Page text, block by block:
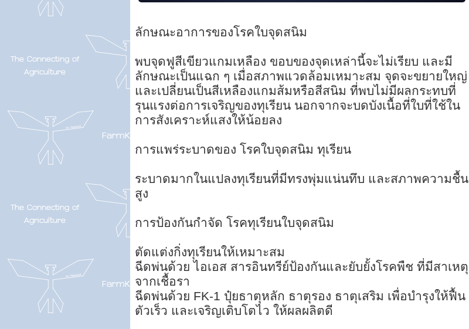
ลักษณะอาการของโรคใบจุดสนิม
พบจุดฟูสีเขียวแกมเหลือง ขอบของจุดเหล่านี้จะไม่เรียบ และมี
ลักษณะเป็นแฉก ๆ เมื่อสภาพแวดล้อมเหมาะสม จุดจะขยายใหญ่
และเปลี่ยนเป็นสีเหลืองแกมส้มหรือสีสนิม ที่พบไม่มีผลกระทบที่
รุนแรงต่อการเจริญของทุเรียน นอกจากจะบดบังเนื้อที่ใบที่ใช้ใน
การสังเคราะห์แสงให้น้อยลง
การแพร่ระบาดของ โรคใบจุดสนิม ทุเรียน
ระบาดมากในแปลงทุเรียนที่มีทรงพุ่มแน่นทึบ และสภาพความชื้น
สูง
การป้องกันกำจัด โรคทุเรียนใบจุดสนิม
ตัดแต่งกิ่งทุเรียนให้เหมาะสม
ฉีดพ่นด้วย ไอเอส สารอินทรีย์ป้องกันและยับยั้งโรคพืช ที่มีสาเหตุ
จากเชื้อรา
ฉีดพ่นด้วย FK-1 ปุ๋ยธาตุหลัก ธาตุรอง ธาตุเสริม เพื่อบำรุงให้ฟื้น
ตัวเร็ว และเจริญเติบโตไว ให้ผลผลิตดี